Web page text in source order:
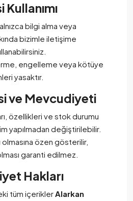
bilgi alma veya
bizimle iletişime
engelleme veya kötüye
yasaktır.
ve Mevcudiyeti
özellikleri ve stok durumu
yapılmadan değiştirilebilir.
özen gösterilir,
garanti edilmez.
Hakları
tüm içeriklerAlarkan